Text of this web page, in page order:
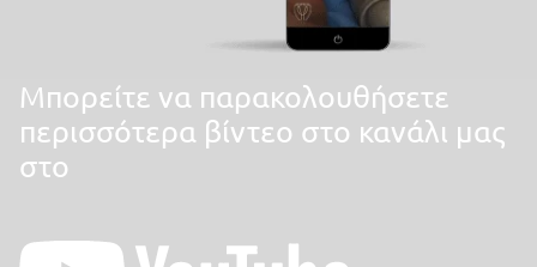
Mπορείτε να παρακολουθήσετε
περισσότερα βίντεο στο κανάλι μας
στο